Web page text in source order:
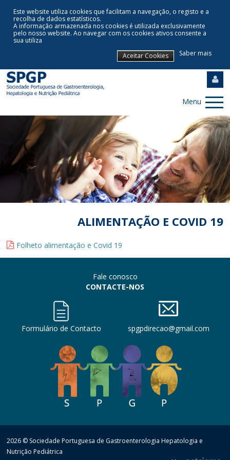
Este website utiliza cookies que facilitam a navegação, o registo e a
recolha de dados estatísticos.
A informação armazenada nos cookies é utilizada exclusivamente
pelo nosso website.Ao navegar com os cookies ativos consente a
sua utiliza
Saber mais
Aceitar Cookies
Menu
ALIMENTAÇÃO E COVID 19
Folheto alimentação e Covid 19
Fale conosco
CONTACTE-NOS
Formulário de Contacto spgpdirecao@gmail.com
2026 © Sociedade Portuguesa de Gastroenterologia Hepatologia e
Nutrição Pediátrica